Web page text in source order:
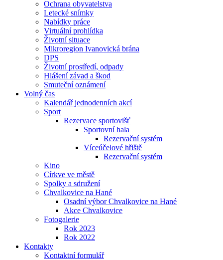
Ochrana obyvatelstva
Letecké snímky
Nabídky práce
Virtuální prohlídka
Životní situace
Mikroregion Ivanovická brána
DPS
Životní prostředí, odpady
Hlášení závad a škod
Smuteční oznámení
Volný čas
Kalendář jednodenních akcí
Sport
Rezervace sportovišť
Sportovní hala
Rezervační systém
Víceúčelové hřiště
Rezervační systém
Kino
Církve ve městě
Spolky a sdružení
Chvalkovice na Hané
Osadní výbor Chvalkovice na Hané
Akce Chvalkovice
Fotogalerie
Rok 2023
Rok 2022
Kontakty
Kontaktní formulář